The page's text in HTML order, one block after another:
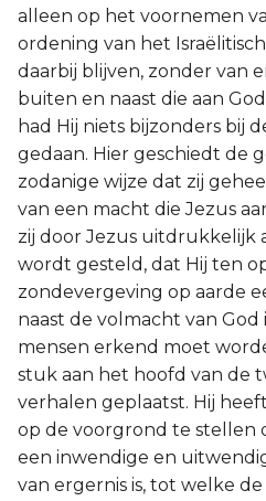
alleen op het voornemen
ordening van het
daarbij blijven, zonder van
buiten en naast die aan
had Hij niets bijzonders bij
gedaan. Hier geschiedt de
zodanige wijze dat zij
van een macht die Jezus
zij door Jezus uitdrukkelijk
wordt gesteld, dat Hij ten
zondevergeving op aarde
naast de volmacht van
mensen erkend moet
stuk aan het hoofd van de
verhalen geplaatst. Hij
op de voorgrond te stellen
een inwendige en
van ergernis is, tot welke